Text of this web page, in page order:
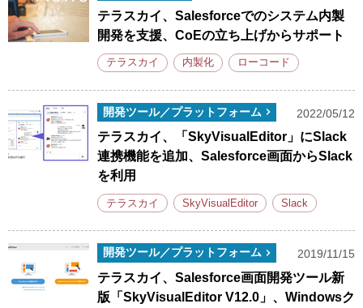
テラスカイ、Salesforceでのシステム内製
開発を支援、CoEの立ち上げからサポート
テラスカイ 内製化 ローコード
開発ツール／プラットフォーム 2022/05/12
テラスカイ、「SkyVisualEditor」にSlack
連携機能を追加、Salesforce画面からSlack
を利用
テラスカイ SkyVisualEditor Slack
開発ツール／プラットフォーム 2019/11/15
テラスカイ、Salesforce画面開発ツール新
版「SkyVisualEditor V12.0」、Windowsク